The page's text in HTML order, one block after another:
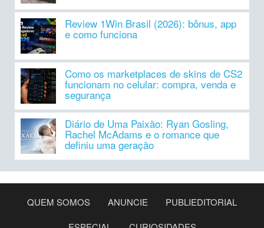
Review 1Win Brasil (2026): bônus, app
e como funciona
Como os marketplaces de skins de CS2
funcionam no celular: compra, venda e
segurança
Diário de Uma Paixão: Ryan Gosling,
Rachel McAdams e o romance que
definiu uma geração
QUEM SOMOS ANUNCIE
PUBLIEDITORIAL